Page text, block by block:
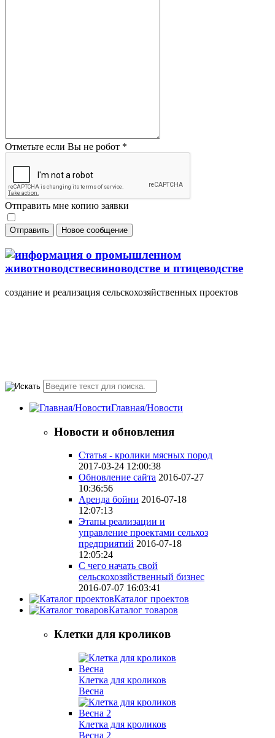
Отметьте если Вы не робот *
Отправить мне копию заявки
создание и реализация сельскохозяйственных проектов
Главная/Новости
Новости и обновления
Статья - кролики мясных пород
2017-03-24 12:00:38
Обновление сайта 2016-07-27
10:36:56
Аренда бойни 2016-07-18
12:07:13
Этапы реализации и
управление проектами сельхоз
предприятий 2016-07-18
12:05:24
С чего начать свой
сельскохозяйственный бизнес
2016-07-07 16:03:41
Каталог проектов
Каталог товаров
Клетки для кроликов
Клетка для кроликов
Весна
Клетка для кроликов
Весна 2